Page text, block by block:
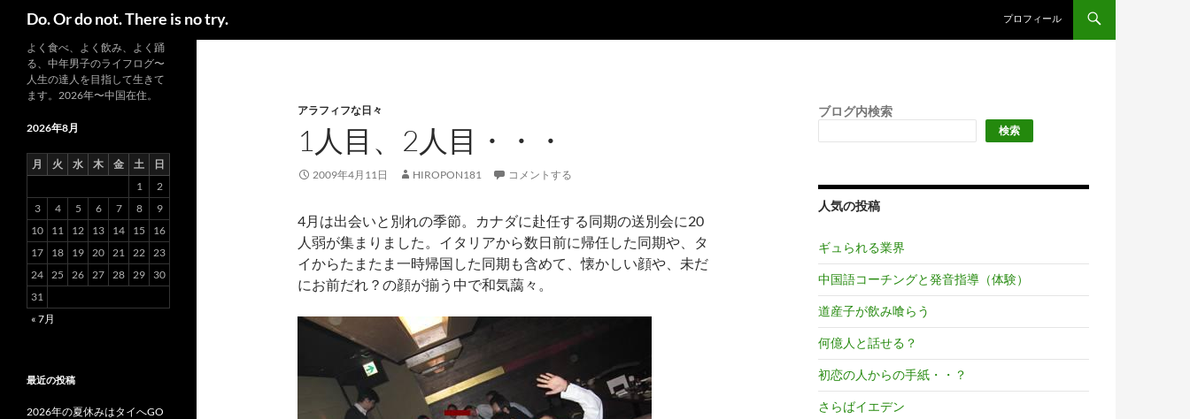
Do. Or do not. There is no try. プロフィール
アラフィフな日々
1人目、2人目・・・
2009年4月11日 HIROPON181 コメントする
4月は出会いと別れの季節。カナダに赴任する同期の送別会に20
人弱が集まりました。イタリアから数日前に帰任した同期や、タ
イからたまたま一時帰国した同期も含めて、懐かしい顔や、未だ
にお前だれ？の顔が揃う中で和気藹々。
ブログ内検索
検索
人気の投稿
ギュられる業界
中国語コーチングと発音指導（体験）
道産子が飲み喰らう
何億人と話せる？
初恋の人からの手紙・・？
さらばイエデン
よく食べ、よく飲み、よく踊
る、中年男子のライフログ〜
人生の達人を目指して生きて
ます。2026年〜中国在住。
2026年8月
月 火 水 木 金 土
日
1
2
3
4 5 6 7 8
9
10
11 12 13 14 15
16
17
18 19 20 21 22 23
24 25 26 27 28 29
30
31
« 7月
最近の投稿
2026年の夏休みはタイへGO